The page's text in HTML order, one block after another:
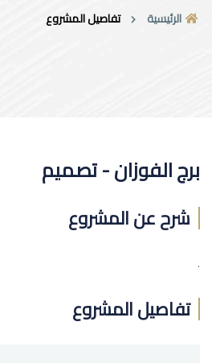
الرئيسية تفاصيل المشروع
برج الفوزان - تصميم
شرح عن المشروع
.
تفاصيل المشروع